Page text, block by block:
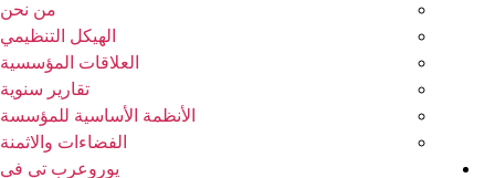
من نحن
الهيكل التنظيمي
العلاقات المؤسسية
تقارير سنوية
الأنظمة الأساسية للمؤسسة
الفضاءات والاثمنة
يوروعرب تي في